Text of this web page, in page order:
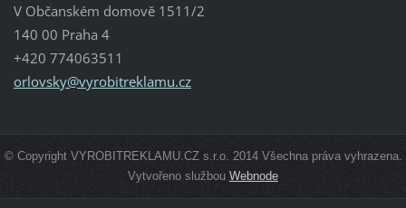
V Občanském domově 1511/2
140 00 Praha 4
+420 774063511
orlovsky@vyrobitreklamu.cz
© Copyright VYROBITREKLAMU.CZ s.r.o. 2014 Všechna práva vyhrazena.
Vytvořeno službouWebnode